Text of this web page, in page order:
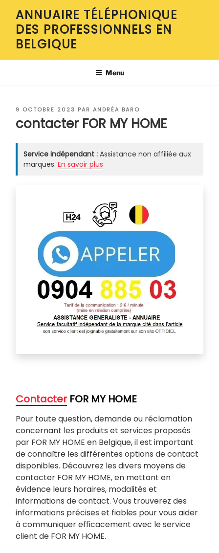
contenu
principal
ANNUAIRE TÉLÉPHONIQUE
DES PROFESSIONNELS EN
BELGIQUE
Menu
PUBLIÉ
9 OCTOBRE 2023 PAR ANDRÉA BARO
contacter FOR MY HOME
Service indépendant : Assistance non affiliée aux
marques. En savoir plus
ContacterFOR MY HOME
Pour toute question, demande ou réclamation
concernant les produits et services proposés
par FOR MY HOME en Belgique, il est important
de connaître les différentes options de contact
disponibles. Découvrez les divers moyens de
contacter FOR MY HOME, en mettant en
évidence leurs horaires, modalités et
informations de contact. Vous trouverez des
informations précises et fiables pour vous aider
à communiquer efficacement avec le service
client de FOR MY HOME.